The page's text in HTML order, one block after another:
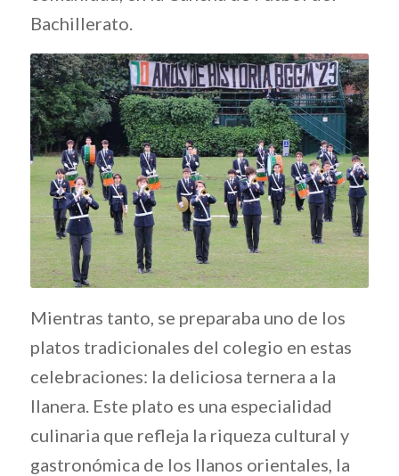
Bachillerato.
Mientras tanto, se preparaba uno de los
platos tradicionales del colegio en estas
celebraciones: la deliciosa ternera a la
llanera. Este plato es una especialidad
culinaria que refleja la riqueza cultural y
gastronómica de los llanos orientales, la